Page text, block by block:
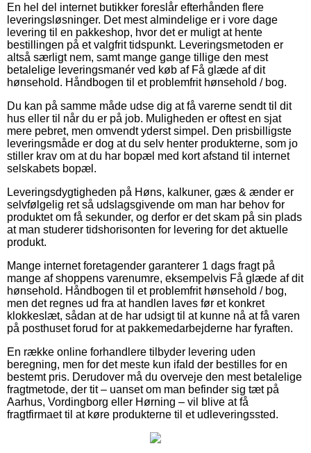
En hel del internet butikker foreslår efterhånden flere
leveringsløsninger. Det mest almindelige er i vore dage
levering til en pakkeshop, hvor det er muligt at hente
bestillingen på et valgfrit tidspunkt. Leveringsmetoden er
altså særligt nem, samt mange gange tillige den mest
betalelige leveringsmanér ved køb af Få glæde af dit
hønsehold. Håndbogen til et problemfrit hønsehold / bog.
Du kan på samme måde udse dig at få varerne sendt til dit
hus eller til når du er på job. Muligheden er oftest en sjat
mere pebret, men omvendt yderst simpel. Den prisbilligste
leveringsmåde er dog at du selv henter produkterne, som jo
stiller krav om at du har bopæl med kort afstand til internet
selskabets bopæl.
Leveringsdygtigheden på Høns, kalkuner, gæs & ænder er
selvfølgelig ret så udslagsgivende om man har behov for
produktet om få sekunder, og derfor er det skam på sin plads
at man studerer tidshorisonten for levering for det aktuelle
produkt.
Mange internet foretagender garanterer 1 dags fragt på
mange af shoppens varenumre, eksempelvis Få glæde af dit
hønsehold. Håndbogen til et problemfrit hønsehold / bog,
men det regnes ud fra at handlen laves før et konkret
klokkeslæt, sådan at de har udsigt til at kunne nå at få varen
på posthuset forud for at pakkemedarbejderne har fyraften.
En række online forhandlere tilbyder levering uden
beregning, men for det meste kun ifald der bestilles for en
bestemt pris. Derudover må du overveje den mest betalelige
fragtmetode, der tit – uanset om man befinder sig tæt på
Aarhus, Vordingborg eller Hørning – vil blive at få
fragtfirmaet til at køre produkterne til et udleveringssted.